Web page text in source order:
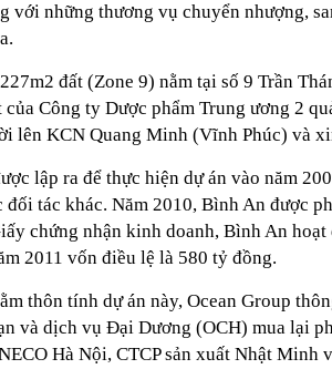
với những thương vụ chuyển nhượng,
đất (Zone 9) nằm tại số 9 Trần
của Công ty Dược phẩm Trung ương 2
lên KCN Quang Minh (Vĩnh Phúc) và
lập ra để thực hiện dự án vào năm
đối tác khác. Năm 2010, Bình An được
chứng nhận kinh doanh, Bình An
2011 vốn điều lệ là 580 tỷ đồng.
thôn tính dự án này, Ocean Group
và dịch vụ Đại Dương (OCH) mua lại
Hà Nội, CTCP sản xuất Nhật Minh